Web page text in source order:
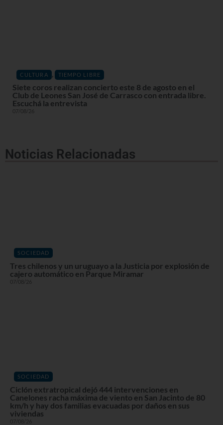
CULTURA , TIEMPO LIBRE
Siete coros realizan concierto este 8 de agosto en el
Club de Leones San José de Carrasco con entrada libre.
Escuchá la entrevista
07/08/26
Noticias Relacionadas
SOCIEDAD
Tres chilenos y un uruguayo a la Justicia por explosión de
cajero automático en Parque Miramar
07/08/26
SOCIEDAD
Ciclón extratropical dejó 444 intervenciones en
Canelones racha máxima de viento en San Jacinto de 80
km/h y hay dos familias evacuadas por daños en sus
viviendas
07/08/26